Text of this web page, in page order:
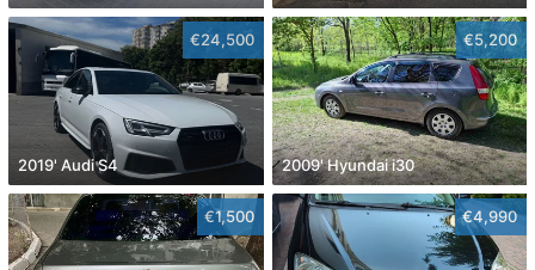
€24,500
2019' Audi S4
€5,200
2009' Hyundai i30
€1,500 €4,990